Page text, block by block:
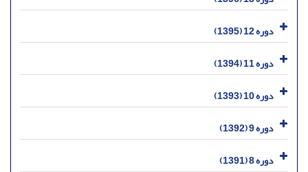
دوره 12 (1395)
دوره 11 (1394)
دوره 10 (1393)
دوره 9 (1392)
دوره 8 (1391)